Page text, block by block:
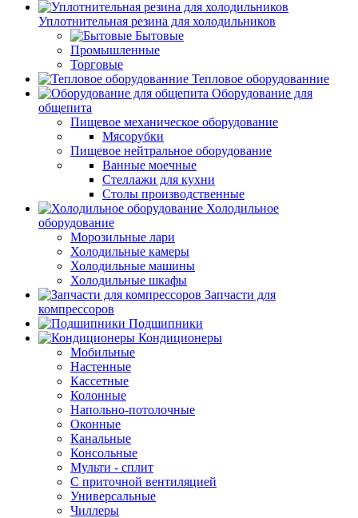
Уплотнительная резина для холодильников
Бытовые
Промышленные
Торговые
Тепловое оборудованние
Оборудование для
общепита
Пищевое механическое оборудование
Мясорубки
Пищевое нейтральное оборудование
Ванные моечные
Стеллажи для кухни
Столы производственные
Холодильное
оборудование
Морозильные лари
Холодильные камеры
Холодильные машины
Холодильные шкафы
Запчасти для
компрессоров
Подшипники
Кондиционеры
Мобильные
Настенные
Кассетные
Колонные
Напольно-потолочные
Оконные
Канальные
Консольные
Мульти - сплит
С приточной вентиляцией
Универсальные
Чиллеры